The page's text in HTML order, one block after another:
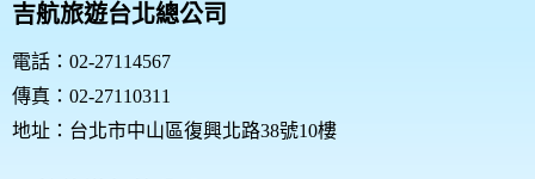
吉航旅遊台北總公司
電話：02-27114567
傳真：02-27110311
地址：台北市中山區復興北路38號10樓